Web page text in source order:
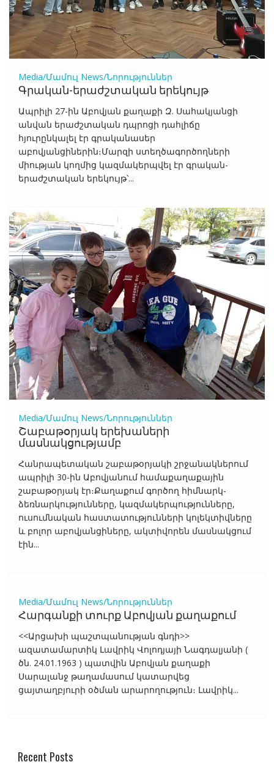
Media/Մամուլ News/Նորություններ
Գրական-երաժշտական երեկույթ
Ապրիլի 27-ին Աբովյան քաղաքի Զ. Սահակյանցի
անվան երաժշտական դպրոցի դահլիճը
հյուրընկալել էր գրականասեր
աբովյանցիներին։Մարզի ստեղծագործողների
միության կողմից կազմակերպվել էր գրական-
երաժշտական երեկույթ՝...
Media/Մամուլ News/Նորություններ
Շաբաթօրյակ երեխաների
մասնակցությամբ
Հանրապետական շաբաթօրյակի շրջանակներում
ապրիլի 30-ին Աբովյանում համաքաղաքային
շաբաթօրյակ էր։Քաղաքում գործող հիմնարկ-
ձեռնարկությունները, կազմակերպությունները,
ուսումնական հաստատությունների կոլեկտիվները
և բոլոր աբովյանցիները, ակտիվորեն մասնակցում
էին...
Media/Մամուլ News/Նորություններ
Հարգանքի տուրք Աբովյան քաղաքում
<<Արցախի պաշտպանության գնդի>>
ազատամարտիկ Լավրիկ Վոլոդյայի Նագդալյանի (
ծն. 24.01.1963 ) պատվին Աբովյան քաղաքի
Սարալանջ թաղամասում կատարվեց
ցայտաղբյուրի օծման արարողություն։ Լավրիկ...
Recent Posts